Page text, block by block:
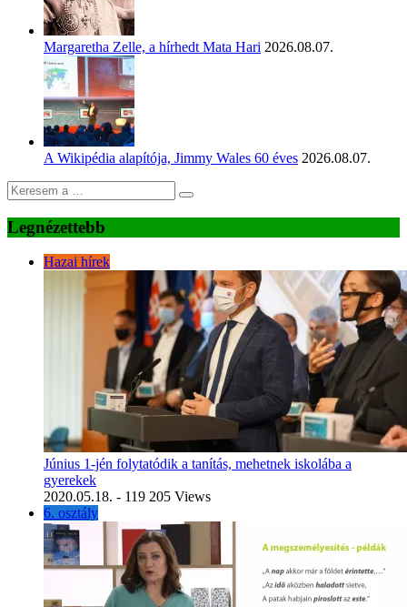
Margaretha Zelle, a hírhedt Mata Hari 2026.08.07.
A Wikipédia alapítója, Jimmy Wales 60 éves 2026.08.07.
Legnézettebb
Hazai hírek
Június 1-jén folytatódik a tanítás, mehetnek iskolába a
gyerekek
2020.05.18. - 119 205 Views
6. osztály